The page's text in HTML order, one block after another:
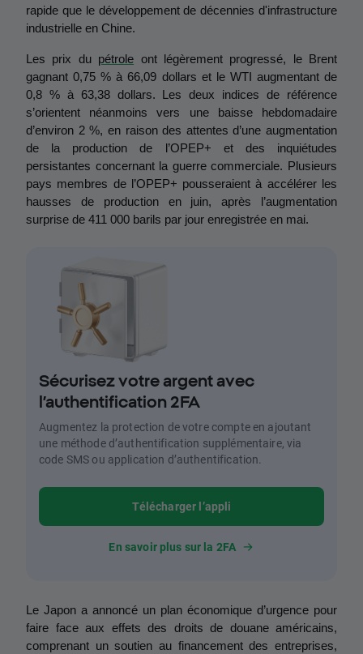
rapide que le développement de décennies d'infrastructure
industrielle en Chine.
Les prix du pétrole ont légèrement progressé, le Brent
gagnant 0,75 % à 66,09 dollars et le WTI augmentant de
0,8 % à 63,38 dollars. Les deux indices de référence
s’orientent néanmoins vers une baisse hebdomadaire
d’environ 2 %, en raison des attentes d’une augmentation
de la production de l’OPEP+ et des inquiétudes
persistantes concernant la guerre commerciale. Plusieurs
pays membres de l’OPEP+ pousseraient à accélérer les
hausses de production en juin, après l’augmentation
surprise de 411 000 barils par jour enregistrée en mai.
Sécurisez votre argent avec
l’authentification 2FA
Augmentez la protection de votre compte en ajoutant
une méthode d’authentification supplémentaire, via
code SMS ou application d’authentification.
Télécharger l’appli
En savoir plus sur la 2FA
Le Japon a annoncé un plan économique d’urgence pour
faire face aux effets des droits de douane américains,
comprenant un soutien au financement des entreprises,